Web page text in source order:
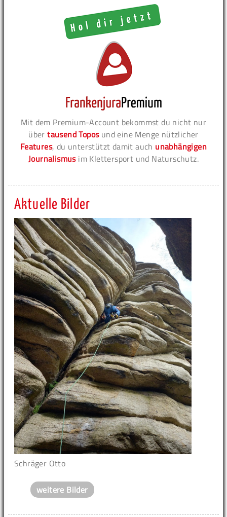
Mit dem Premium-Account bekommst du nicht nur
übertausend Toposund eine Menge nützlicher
Features, du unterstützt damit auch unabhängigen
Journalismusim Klettersport und Naturschutz.
Aktuelle Bilder
Schräger Otto
weitere Bilder